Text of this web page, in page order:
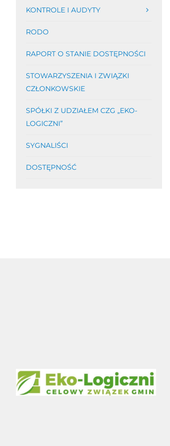
KONTROLE I AUDYTY
RODO
RAPORT O STANIE DOSTĘPNOŚCI
STOWARZYSZENIA I ZWIĄZKI
CZŁONKOWSKIE
SPÓŁKI Z UDZIAŁEM CZG „EKO-
LOGICZNI”
SYGNALIŚCI
DOSTĘPNOŚĆ